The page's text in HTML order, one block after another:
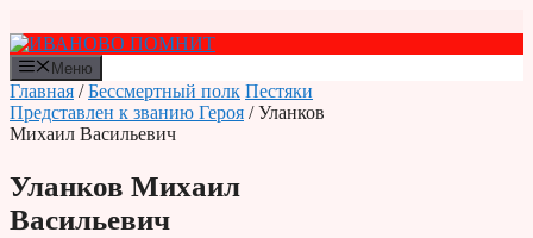
к
содержимому
Меню
Главная /Бессмертный полк Пестяки
Представлен к званию Героя / Уланков
Михаил Васильевич
Уланков Михаил
Васильевич